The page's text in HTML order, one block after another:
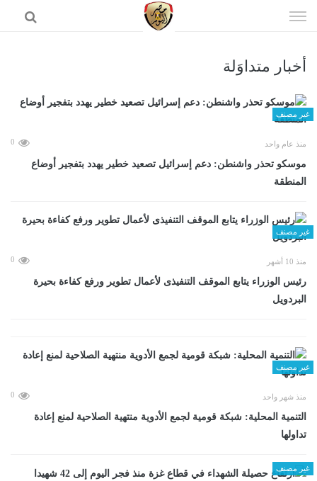
الى
أخبار متداوَلة
غير مصنف
منذ عام واحد 0
موسكو تحذر واشنطن: دعم إسرائيل تصعيد خطير يهدد بتفجير أوضاع
المنطقة
غير مصنف
منذ 10 أشهر 0
رئيس الوزراء يتابع الموقف التنفيذى لأعمال تطوير ورفع كفاءة بحيرة
البردويل
غير مصنف
منذ شهر واحد 0
التنمية المحلية: شبكة قومية لجمع الأدوية منتهية الصلاحية لمنع إعادة
تداولها
غير مصنف